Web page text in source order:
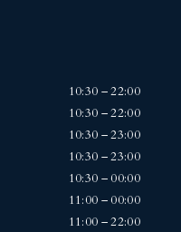
10:30 – 22:00
10:30 – 22:00
10:30 – 23:00
10:30 – 23:00
10:30 – 00:00
11:00 – 00:00
11:00 – 22:00